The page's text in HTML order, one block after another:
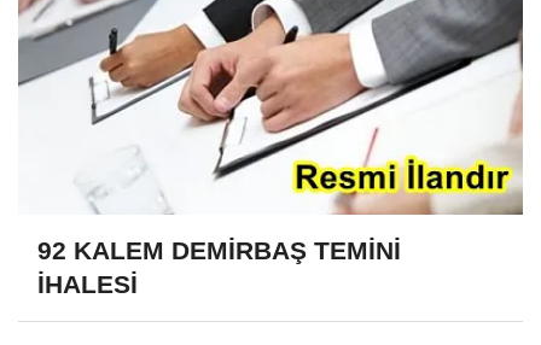
92 KALEM DEMİRBAŞ TEMİNİ
İHALESİ